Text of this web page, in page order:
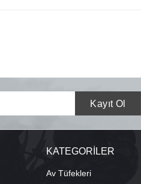
KATEGORİLER
Av Tüfekleri